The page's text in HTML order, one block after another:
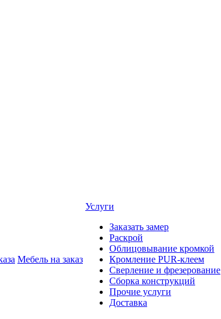
Мебель на заказ
Услуги
Заказать замер
Раскрой
Облицовывание кромкой
Кромление PUR-клеем
Сверление и фрезерование
Сборка конструкций
Прочие услуги
Доставка